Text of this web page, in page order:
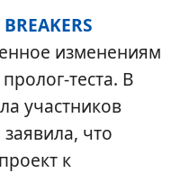
изменениям
теста. В
участников
что
к